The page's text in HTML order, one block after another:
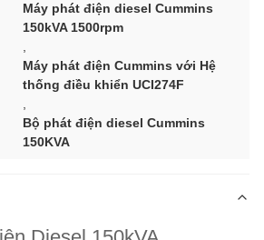
Máy phát điện diesel Cummins
150kVA 1500rpm
Máy phát điện Cummins với Hệ
thống điều khiển UCI274F
Bộ phát điện diesel Cummins
150KVA